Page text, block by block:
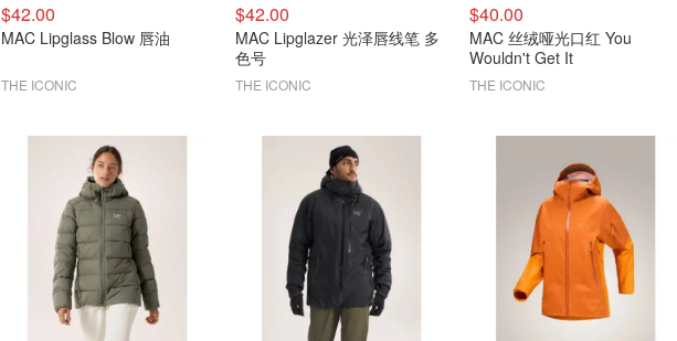
$42.00
MAC Lipglass Blow 唇油
THE ICONIC
$42.00
MAC Lipglazer 光泽唇线笔 多
色号
THE ICONIC
$40.00
MAC 丝绒哑光口红 You
Wouldn't Get It
THE ICONIC